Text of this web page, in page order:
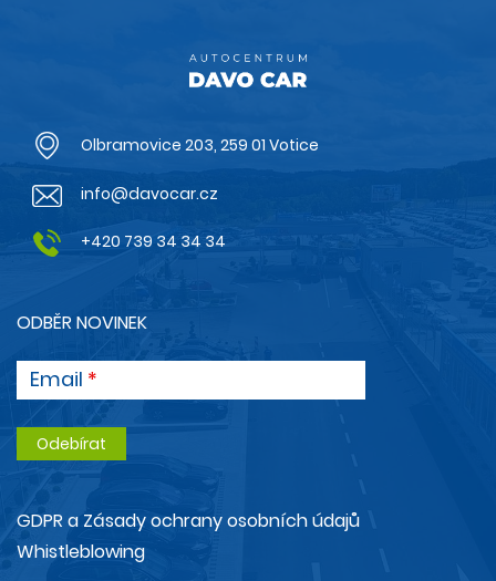
Olbramovice 203, 259 01 Votice
info@davocar.cz
+420 739 34 34 34
ODBĚR NOVINEK
Email
GDPR a Zásady ochrany osobních údajů
Whistleblowing